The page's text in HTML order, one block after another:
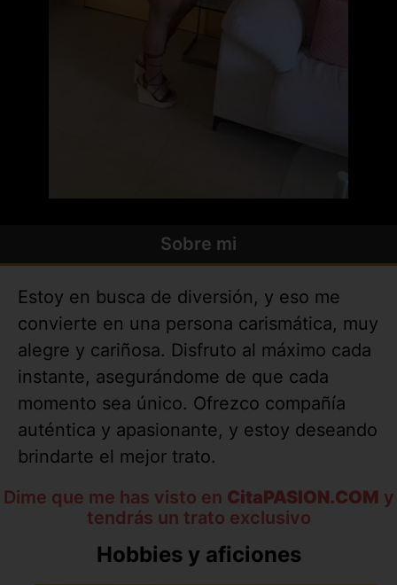
Sobre mi
Estoy en busca de diversión, y eso me
convierte en una persona carismática, muy
alegre y cariñosa. Disfruto al máximo cada
instante, asegurándome de que cada
momento sea único. Ofrezco compañía
auténtica y apasionante, y estoy deseando
brindarte el mejor trato.
Dime que me has visto en CitaPASION.COM y
tendrás un trato exclusivo
Hobbies y aficiones